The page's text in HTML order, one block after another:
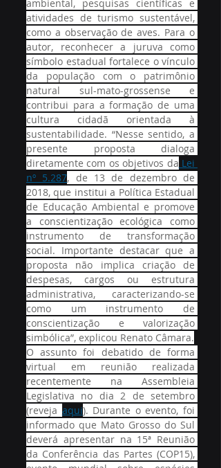
ambiental, pesquisas científicas e
atividades de turismo sustentável,
como a observação de aves. Para o
autor, reconhecer a juruva como
símbolo estadual fortalece o vínculo
da população com o patrimônio
natural sul-mato-grossense e
contribui para a formação de uma
cultura cidadã orientada à
sustentabilidade. “Nesse sentido, a
presente proposta dialoga
diretamente com os objetivos da Lei
nº 5.287, de 13 de dezembro de
2018, que institui a Política Estadual
de Educação Ambiental e promove
a conscientização ecológica como
instrumento de transformação
social. Importante destacar que a
proposta não implica criação de
despesas, cargos ou estrutura
administrativa, caracterizando-se
como um instrumento de
conscientização e valorização
simbólica”, explicou Renato Câmara.
O assunto foi debatido de forma
virtual em reunião realizada
recentemente na Assembleia
Legislativa no dia 2 de setembro
(reveja aqui). Durante o evento, foi
informado que Mato Grosso do Sul
deverá apresentar na 15ª Reunião
da Conferência das Partes (COP15),